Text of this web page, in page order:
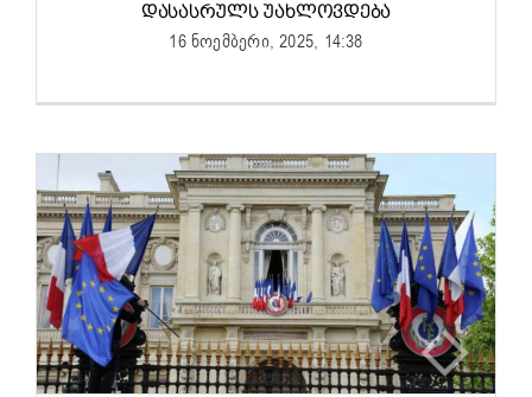
ᲓᲐᲡᲐᲡᲠᲣᲚᲡ ᲣᲐᲮᲚᲝᲕᲓᲔᲑᲐ
16 ნოემბერი, 2025, 14:38